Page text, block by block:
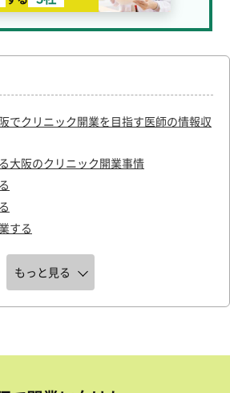
でクリニック開業を目指す医師の情報収
大阪のクリニック開業事情
する
もっと見る